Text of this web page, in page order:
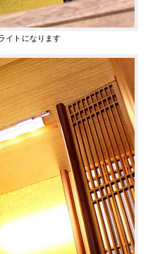
イトになります